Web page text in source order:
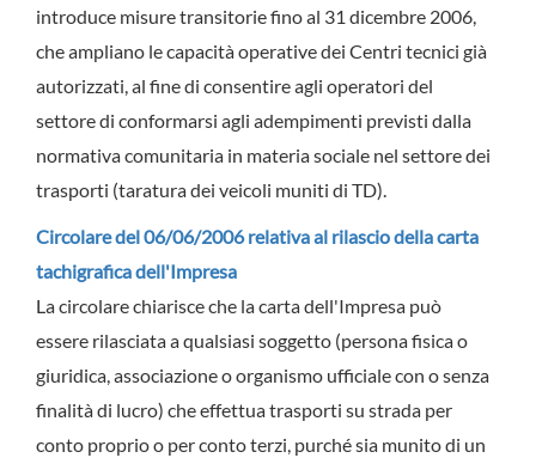
introduce misure transitorie fino al 31 dicembre 2006,
che ampliano le capacità operative dei Centri tecnici già
autorizzati, al fine di consentire agli operatori del
settore di conformarsi agli adempimenti previsti dalla
normativa comunitaria in materia sociale nel settore dei
trasporti (taratura dei veicoli muniti di TD).
Circolare del 06/06/2006 relativa al rilascio della carta
tachigrafica dell'Impresa
La circolare chiarisce che la carta dell'Impresa può
essere rilasciata a qualsiasi soggetto (persona fisica o
giuridica, associazione o organismo ufficiale con o senza
finalità di lucro) che effettua trasporti su strada per
conto proprio o per conto terzi, purché sia munito di un